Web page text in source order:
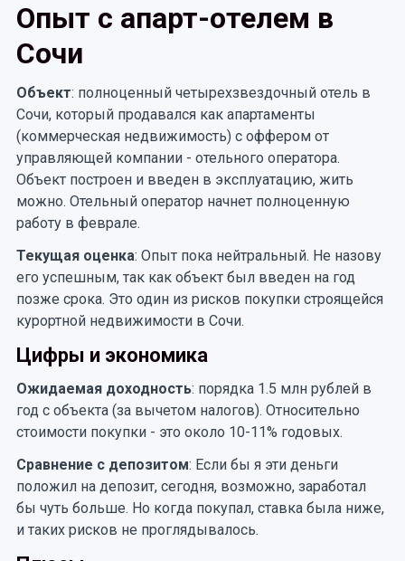
Опыт с апарт-отелем в
Сочи
Объект: полноценный четырехзвездочный отель в
Сочи, который продавался как апартаменты
(коммерческая недвижимость) с оффером от
управляющей компании - отельного оператора.
Объект построен и введен в эксплуатацию, жить
можно. Отельный оператор начнет полноценную
работу в феврале.
Текущая оценка: Опыт пока нейтральный. Не назову
его успешным, так как объект был введен на год
позже срока. Это один из рисков покупки строящейся
курортной недвижимости в Сочи.
Цифры и экономика
Ожидаемая доходность: порядка 1.5 млн рублей в
год с объекта (за вычетом налогов). Относительно
стоимости покупки - это около 10-11% годовых.
Сравнение с депозитом: Если бы я эти деньги
положил на депозит, сегодня, возможно, заработал
бы чуть больше. Но когда покупал, ставка была ниже,
и таких рисков не проглядывалось.